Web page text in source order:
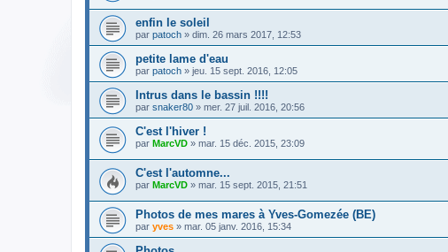
enfin le soleil
par patoch » dim. 26 mars 2017, 12:53
petite lame d'eau
par patoch » jeu. 15 sept. 2016, 12:05
Intrus dans le bassin !!!!
par snaker80 » mer. 27 juil. 2016, 20:56
C'est l'hiver !
par MarcVD » mar. 15 déc. 2015, 23:09
C'est l'automne...
par MarcVD » mar. 15 sept. 2015, 21:51
Photos de mes mares à Yves-Gomezée (BE)
par yves » mar. 05 janv. 2016, 15:34